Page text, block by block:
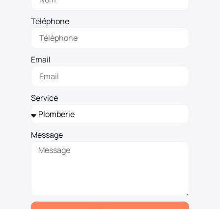
Téléphone
Email
Service
Message